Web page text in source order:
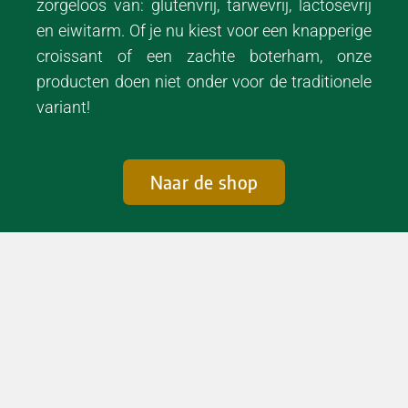
zorgeloos van: glutenvrij, tarwevrij, lactosevrij
en eiwitarm. Of je nu kiest voor een knapperige
croissant of een zachte boterham, onze
producten doen niet onder voor de traditionele
variant!
Naar de shop